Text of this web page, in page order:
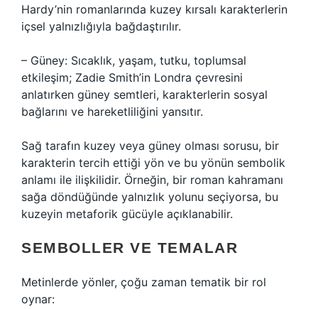
Hardy’nin romanlarında kuzey kırsalı karakterlerin
içsel yalnızlığıyla bağdaştırılır.
– Güney: Sıcaklık, yaşam, tutku, toplumsal
etkileşim; Zadie Smith’in Londra çevresini
anlatırken güney semtleri, karakterlerin sosyal
bağlarını ve hareketliliğini yansıtır.
Sağ tarafın kuzey veya güney olması sorusu, bir
karakterin tercih ettiği yön ve bu yönün sembolik
anlamı ile ilişkilidir. Örneğin, bir roman kahramanı
sağa döndüğünde yalnızlık yolunu seçiyorsa, bu
kuzeyin metaforik gücüyle açıklanabilir.
SEMBOLLER VE TEMALAR
Metinlerde yönler, çoğu zaman tematik bir rol
oynar: